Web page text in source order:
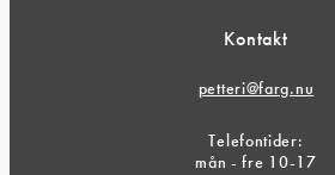
Kontakt
petteri@farg.nu
Telefontider:
mån - fre 10-17